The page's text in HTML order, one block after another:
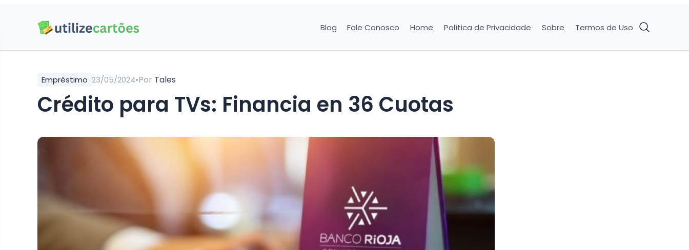
Blog Fale Conosco Home Política de Privacidade Sobre Termos de Uso
Empréstimo 23/05/2024•Por Tales
Crédito para TVs: Financia en 36 Cuotas